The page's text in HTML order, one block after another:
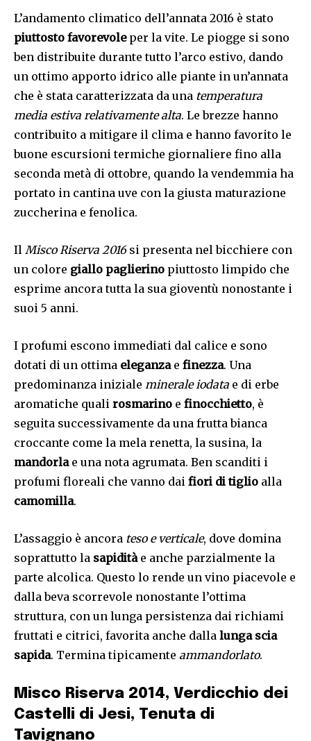
L’andamento climatico dell’annata 2016 è stato
piuttosto favorevoleper la vite. Le piogge si sono
ben distribuite durante tutto l’arco estivo, dando
un ottimo apporto idrico alle piante in un’annata
che è stata caratterizzata da una temperatura
media estiva relativamente alta. Le brezze hanno
contribuito a mitigare il clima e hanno favorito le
buone escursioni termiche giornaliere fino alla
seconda metà di ottobre, quando la vendemmia ha
portato in cantina uve con la giusta maturazione
zuccherina e fenolica.
Il Misco Riserva 2016 si presenta nel bicchiere con
un colore giallo paglierino piuttosto limpido che
esprime ancora tutta la sua gioventù nonostante i
suoi 5 anni.
I profumi escono immediati dal calice e sono
dotati di un ottima eleganzae finezza. Una
predominanza iniziale minerale iodata e di erbe
aromatiche quali rosmarino e finocchietto, è
seguita successivamente da una frutta bianca
croccante come la mela renetta, la susina, la
mandorlae una nota agrumata. Ben scanditi i
profumi floreali che vanno dai fiori di tiglio alla
camomilla.
L’assaggio è ancora teso e verticale, dove domina
soprattutto la sapiditàe anche parzialmente la
parte alcolica. Questo lo rende un vino piacevole e
dalla beva scorrevole nonostante l’ottima
struttura, con un lunga persistenza dai richiami
fruttati e citrici, favorita anche dalla lunga scia
sapida. Termina tipicamente ammandorlato.
Misco Riserva 2014, Verdicchio dei
Castelli di Jesi, Tenuta di
Tavignano